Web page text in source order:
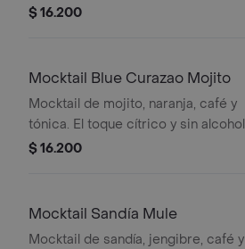
perfecta para disfrutar el fútbol con
$ 16.200
Mocktail Blue Curazao Mojito
Mocktail de mojito, naranja, café y
tónica. El toque cítrico y sin alcohol
para vivir el fútbol con calma y
$ 16.200
Mocktail Sandía Mule
Mocktail de sandía, jengibre, café y